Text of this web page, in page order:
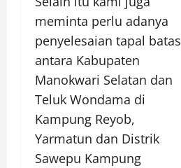
meminta perlu adanya
penyelesaian tapal batas
antara Kabupaten
Manokwari Selatan dan
Teluk Wondama di
Kampung Reyob,
Yarmatun dan Distrik
Sawepu Kampung